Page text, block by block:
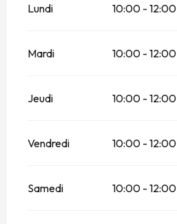
Lundi 10:00 - 12:00
Mardi 10:00 - 12:00
Jeudi 10:00 - 12:00
Vendredi 10:00 - 12:00
Samedi 10:00 - 12:00